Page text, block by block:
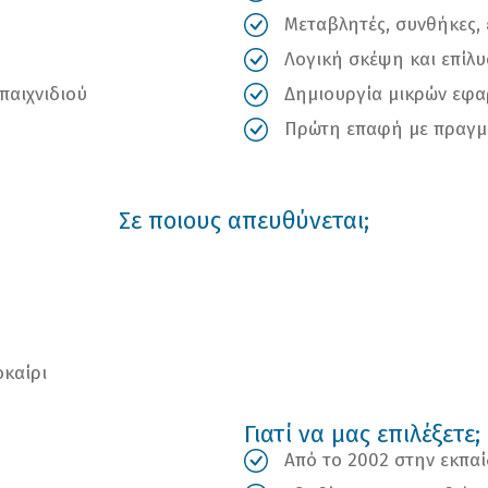
Μεταβλητές, συνθήκες,
Λογική σκέψη και
Δημιουργία μικρών
Πρώτη επαφή με
Σε ποιους απευθύνεται;
Γιατί να μας επιλέξετε;
Από το 2002 στην